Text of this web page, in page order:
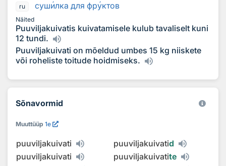
ru
сушилка для фруктов
Näited
Puuviljakuivatis kuivatamisele kulub tavaliselt kuni
12 tundi.
Puuviljakuivati on mõeldud umbes 15 kg niiskete
või roheliste toitude hoidmiseks.
Sõnavormid
Muuttüüp 1e
puuviljakuivati puuviljakuivatid
puuviljakuivati
puuviljakuivatite